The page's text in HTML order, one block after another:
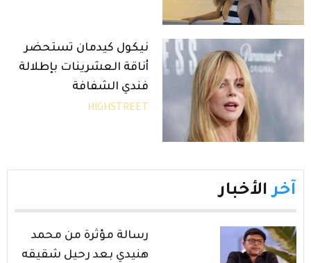
نيكول كيدمان تستحضر
أناقة العشرينات بإطلالة
فندي الشفافة
HIGHSTREET
آخر الأخبار
رسالة مؤثرة من محمد
هنيدي بعد رحيل شقيقه